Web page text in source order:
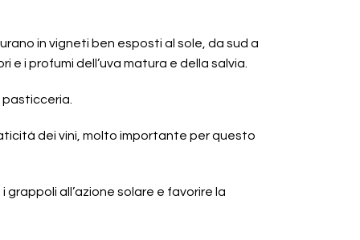
in vigneti ben esposti al sole, da sud a
i profumi dell’uva matura e della salvia.
dei vini, molto importante per questo
all’azione solare e favorire la